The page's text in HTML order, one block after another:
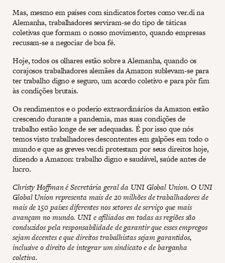
Mas, mesmo em países com sindicatos fortes como ver.di na
Alemanha, trabalhadores serviram-se do tipo de táticas
coletivas que formam o nosso movimento, quando empresas
recusam-se a negociar de boa fé.
Hoje, todos os olhares estão sobre a Alemanha, quando os
corajosos trabalhadores alemães da Amazon sublevam-se para
ter trabalho digno e seguro, um acordo coletivo e para pôr fim
às condições brutais.
Os rendimentos e o poderio extraordinários da Amazon estão
crescendo durante a pandemia, mas suas condições de
trabalho estão longe de ser adequadas. É por isso que nós
temos visto trabalhadores descontentes em galpões em todo o
mundo e que as greves ver.di protestam por seus direitos hoje,
dizendo a Amazon: trabalho digno e saudável, saúde antes de
lucro.
Christy Hoffman é Secretária geral da UNI Global Union. O UNI
Global Union representa mais de 20 milhões de trabalhadores de
mais de 150 países diferentes nos setores de serviço que mais
avançam no mundo. UNI e afiliados em todas as regiões são
conduzidos pela responsabilidade de garantir que esses empregos
sejam decentes e que direitos trabalhistas sejam garantidos,
inclusive o direito de integrar um sindicato e de barganha
coletiva.